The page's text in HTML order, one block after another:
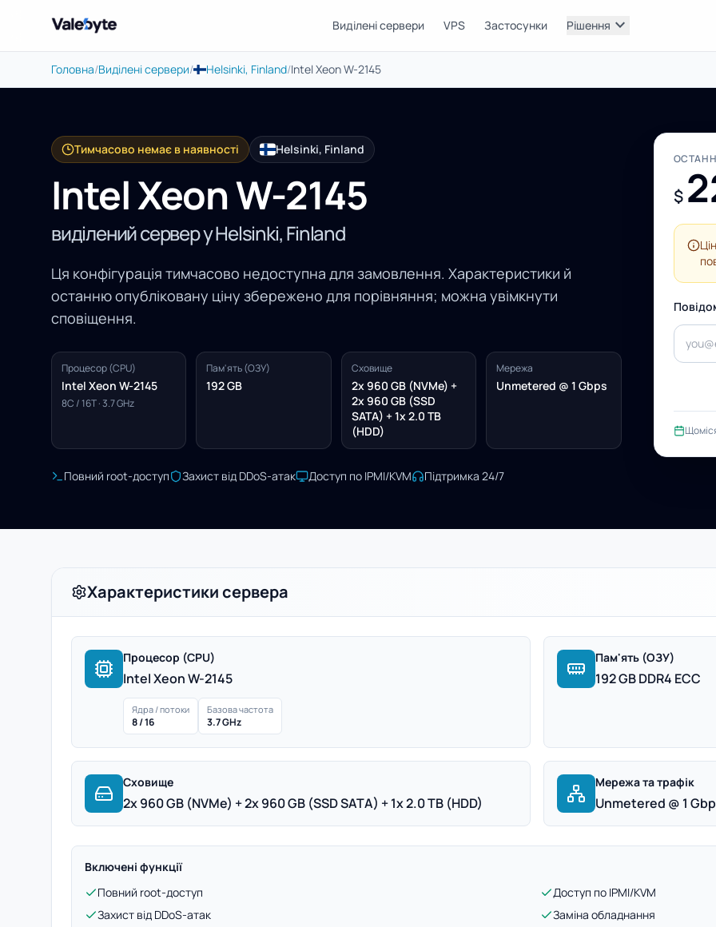
Valebyte Виділені сервери VPS Застосунки Рішення expand_more
Головна/Виділені сервери/ Helsinki, Finland/Intel Xeon W-2145
Тимчасово немає в наявності Helsinki, Finland
Intel Xeon W-2145
виділений сервер у Helsinki, Finland
Ця конфігурація тимчасово недоступна для замовлення. Характеристики й
останню опубліковану ціну збережено для порівняння; можна увімкнути
сповіщення.
Процесор (CPU)
Intel Xeon W-2145
8C / 16T · 3.7 GHz
Пам'ять (ОЗУ)
192 GB
Сховище
2x 960 GB (NVMe) +
2x 960 GB (SSD
SATA) + 1x 2.0 TB
(HDD)
Мережа
Unmetered @ 1 Gbps
Повний root-доступ Захист від DDoS-атак Доступ по IPMI/KVM Підтримка 24/7
$
Характеристики сервера
Процесор (CPU)
Intel Xeon W-2145
Ядра / потоки
8 / 16
Базова частота
3.7 GHz
Пам'ять (ОЗУ)
192 GB DDR4 ECC
Сховище
2x 960 GB (NVMe) + 2x 960 GB (SSD SATA) + 1x 2.0 TB (HDD)
Мережа та трафік
Unmetered @ 1
Включені функції
Повний root-доступ
Доступ по IPMI/KVM
Захист від DDoS-атак
Заміна обладнання